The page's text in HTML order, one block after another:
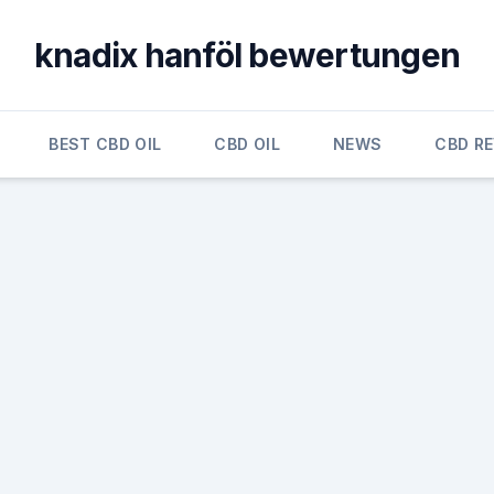
knadix hanföl bewertungen
BEST CBD OIL CBD OIL NEWS CBD